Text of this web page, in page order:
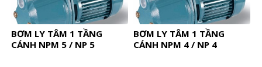
BƠM LY TÂM 1 TẦNG
CÁNH NPM 5 / NP 5
BƠM LY TÂM 1 TẦNG
CÁNH NPM 4 / NP 4